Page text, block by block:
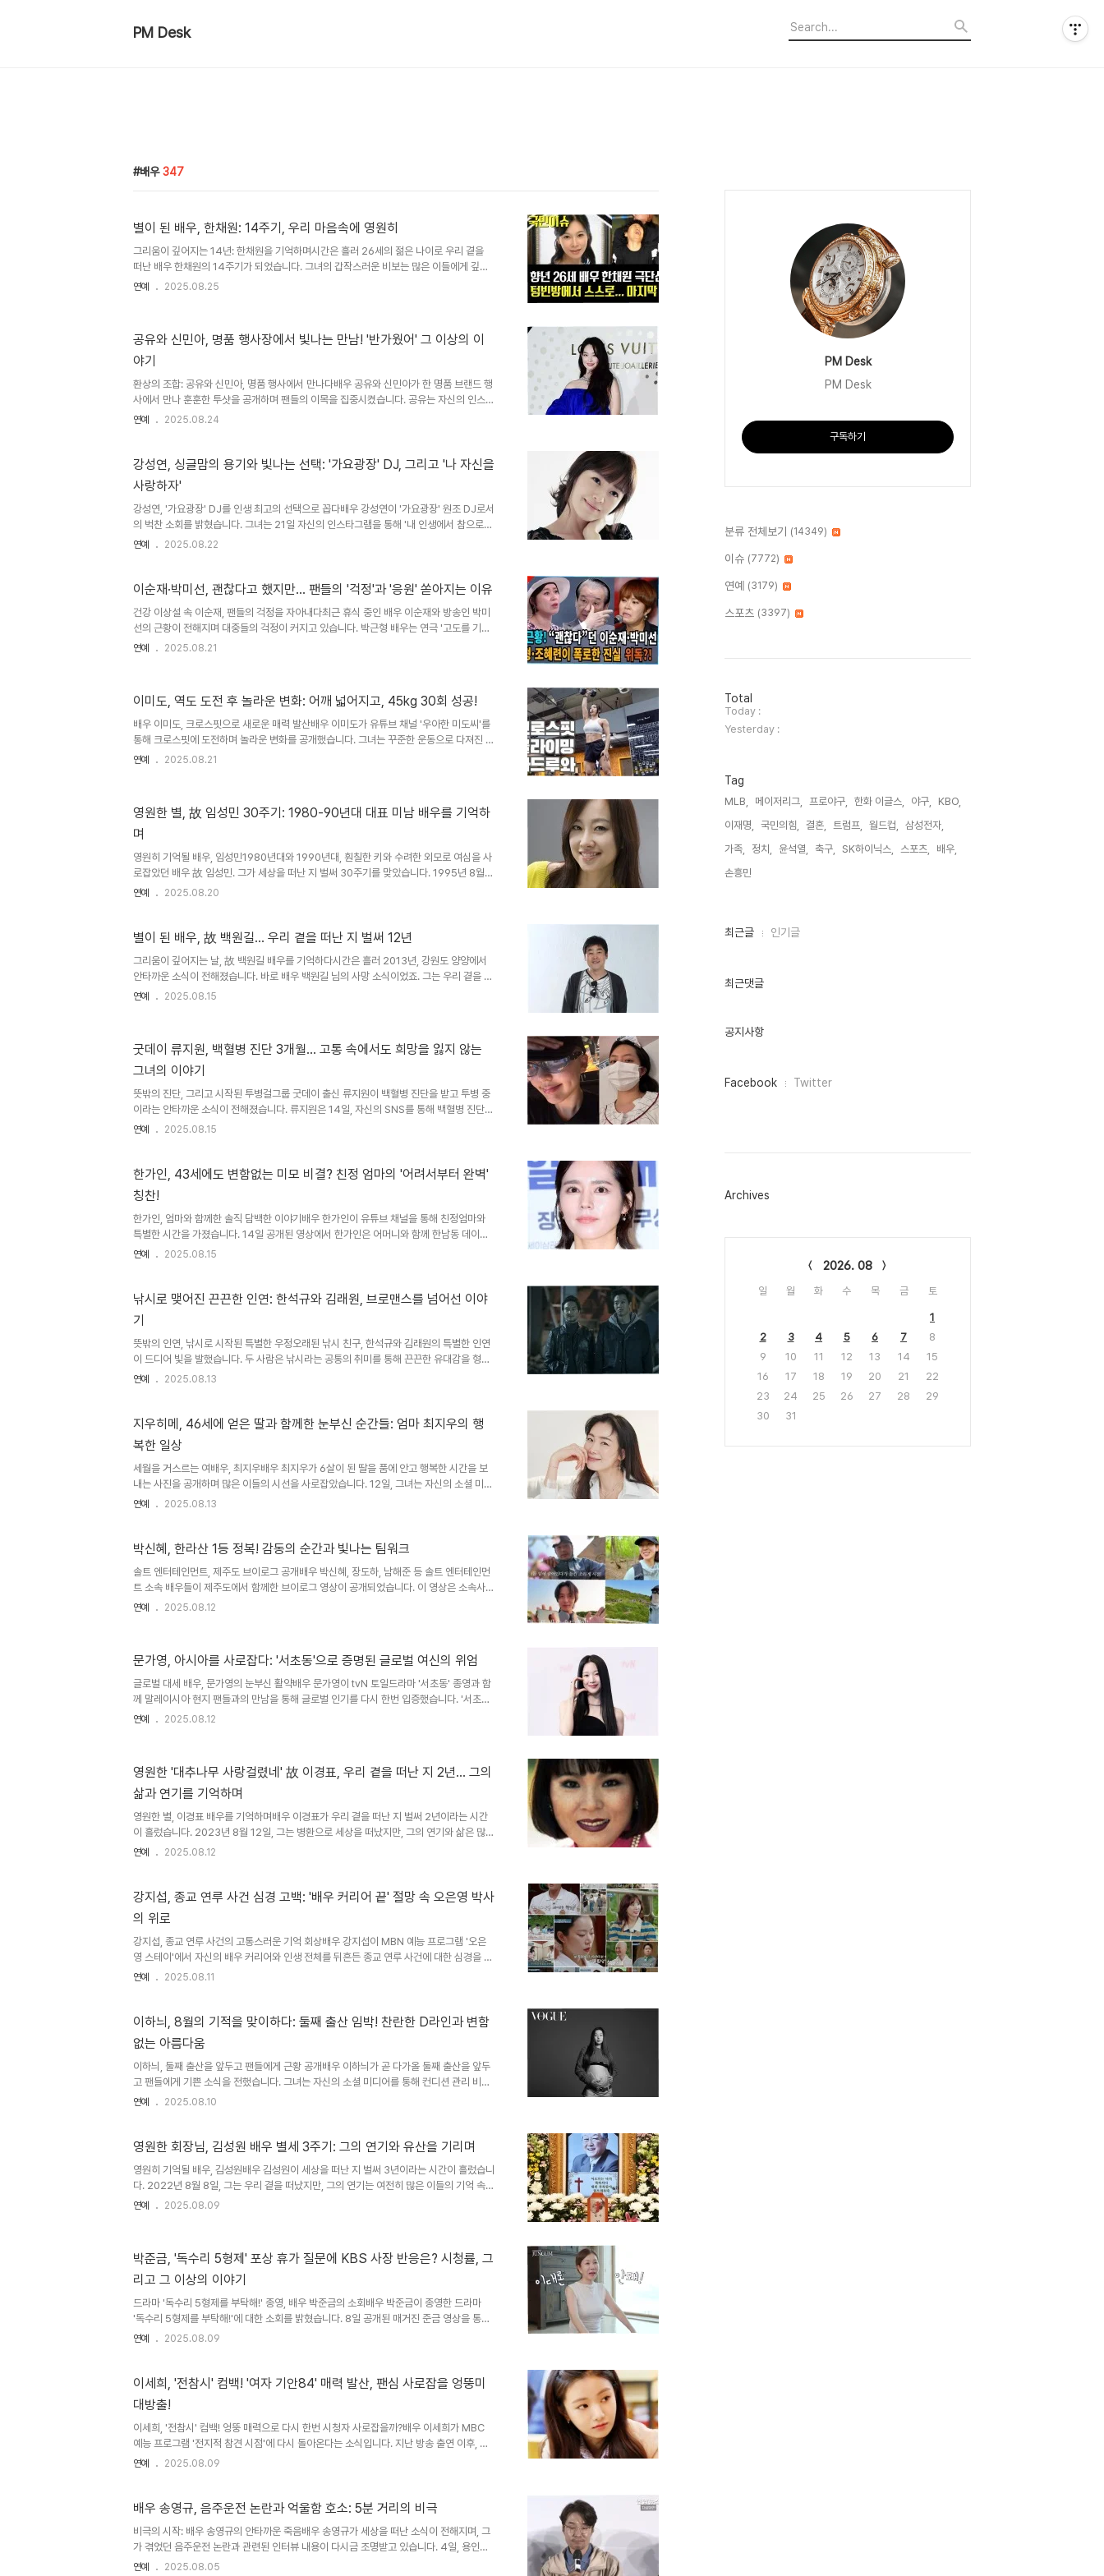
PM Desk
배우 347
별이 된 배우, 한채원: 14주기, 우리 마음속에 영원히
그리움이 깊어지는 14년: 한채원을 기억하며시간은 흘러 26세의 젊은 나이로 우리 곁을
떠난 배우 한채원의 14주기가 되었습니다. 그녀의 갑작스러운 비보는 많은 이들에게 깊은
슬픔과 안타까움을 안겨주었습니다. 2011년 8월, 그녀는 서울 자택에서 숨진 채 발견되었
은 오랫동안 대중의 주목을 받지 못하면서 극심한 스트레스로 우울증을 겪었고, 약물 치료
를 받아온 것으로 알려졌습니다. 연예계의 화려함 뒤에 숨겨진 고독과 고통은 그녀를 벼랑
연예 2025.08.25
공유와 신민아, 명품 행사장에서 빛나는 만남! '반가웠어' 그 이상의 이
야기
환상의 조합: 공유와 신민아, 명품 행사에서 만나다배우 공유와 신민아가 한 명품 브랜드 행
사에서 만나 훈훈한 투샷을 공개하며 팬들의 이목을 집중시켰습니다. 공유는 자신의 인스타
그램을 통해 '만나서 반가웠어'라는 따뜻한 인사와 함께 사진을 게시했는데요, 이들의 만남
또한 많은 이들의 시선을 사로잡았습니다. 스타들의 패션, 그리고 그들의 선택행사에서 공
유는 깔끔한 턱시도를, 신민아는 시원한 블루 드레스를 선택하여 각자의 매력을 한껏 뽐냈
습니다. 공유의 턱시도는 그의 세련된 이미지와 완벽하게 어우러졌으며, 신민아의 블루 드
레스는 그..
연예 2025.08.24
강성연, 싱글맘의 용기와 빛나는 선택: '가요광장' DJ, 그리고 '나 자신을
사랑하자'
강성연, '가요광장' DJ를 인생 최고의 선택으로 꼽다배우 강성연이 '가요광장' 원조 DJ로서
의 벅찬 소회를 밝혔습니다. 그녀는 21일 자신의 인스타그램을 통해 '내 인생에서 참으로
잘했다고 여기는 선택 중 하나가 가요광장 DJ!'라며 방송작가 지인에게 감사 인사를 전했습
송 활동을 통해 대중과 꾸준히 소통하며 다채로운 매력을 선보여 왔으며, '가요광장' DJ는
강성연, 긍정 에너지로 빛나는 일상공개된 사진과 영상 속 강성연은 작가 지인과 함..
연예 2025.08.22
이순재·박미선, 괜찮다고 했지만… 팬들의 '걱정'과 '응원' 쏟아지는 이유
건강 이상설 속 이순재, 팬들의 걱정을 자아내다최근 휴식 중인 배우 이순재와 방송인 박미
선의 근황이 전해지며 대중들의 걱정이 커지고 있습니다. 박근형 배우는 연극 '고도를 기다
리며' 기자간담회에서 이순재 배우의 건강 상태에 대해 언급하며 우려를 자아냈습니다. 그
동이 불편할 뿐이라고 밝혔습니다. 하지만 지난해 9월 연극 '고도를 기다리며' 초연에서 건
강상의 문제로 중도 하차한 이력이 있기에 팬들의 걱정은 쉽게 사그라지지 않고 있습니다.
또..
연예 2025.08.21
이미도, 역도 도전 후 놀라운 변화: 어깨 넓어지고, 45kg 30회 성공!
배우 이미도, 크로스핏으로 새로운 매력 발산배우 이미도가 유튜브 채널 '우아한 미도씨'를
통해 크로스핏에 도전하며 놀라운 변화를 공개했습니다. 그녀는 꾸준한 운동으로 다져진 넓
어진 어깨 라인을 선보이며, 팬들의 이목을 집중시켰습니다. 특히, 역도를 통해 45kg을 연
의 동생은 굽은 등을 언급하며 운동의 흔적을 이야기했습니다. 이에 이미도는 크로스핏을
시작한 후 변화된 몸 상태를 언급하며, 꾸준한 운동 습관을 강조했습니다. 이러한 일상 속에
서의..
연예 2025.08.21
영원한 별, 故 임성민 30주기: 1980-90년대 대표 미남 배우를 기억하
며
영원히 기억될 배우, 임성민1980년대와 1990년대, 훤칠한 키와 수려한 외모로 여심을 사
로잡았던 배우 故 임성민. 그가 세상을 떠난 지 벌써 30주기를 맞았습니다. 1995년 8월
20일, 간경화로 인해 39세의 젊은 나이로 우리 곁을 떠난 故 임성민은 짧지만 강렬했던 생
민은 1976년 영화 '마지막 밤의 탱고'로 연기 인생을 시작했습니다. 이듬해 TBC 18기 공
마스크는 단숨에 대중의 시선을 사로잡았고, 그는 1980년대와 199..
연예 2025.08.20
별이 된 배우, 故 백원길… 우리 곁을 떠난 지 벌써 12년
그리움이 깊어지는 날, 故 백원길 배우를 기억하다시간은 흘러 2013년, 강원도 양양에서
안타까운 소식이 전해졌습니다. 바로 배우 백원길 님의 사망 소식이었죠. 그는 우리 곁을 떠
났지만, 그의 작품과 따뜻한 기억들은 여전히 많은 이들의 마음속에 깊이 자리 잡고 있습니
펼쳤습니다. 드라마, 영화, 뮤지컬, 연극 등 다양한 분야에서 활약하며, 그의 연기 열정을 보
여주었습니다. 양양에서의 마지막 순간, 낚시와 함께한 그의 삶백원길 님..
연예 2025.08.15
굿데이 류지원, 백혈병 진단 3개월… 고통 속에서도 희망을 잃지 않는
그녀의 이야기
뜻밖의 진단, 그리고 시작된 투병걸그룹 굿데이 출신 류지원이 백혈병 진단을 받고 투병 중
이라는 안타까운 소식이 전해졌습니다. 류지원은 14일, 자신의 SNS를 통해 백혈병 진단을
받은 지 3개월이 되었다고 밝혔습니다. 갑작스러운 진단에 혼란스러웠지만, 류지원은 긍정
며 많은 사랑을 받았습니다. 굿데이 해체 후에는 아이리스로 재데뷔했고, 배우로 전향하여
디즈니+ '화인가 스캔들'에서 김하늘의 아역을 연기하며 활동 영역을 넓혔습니다. 치료 과
정과 긍정적인 마음류지원은 1, 2차 치료를 무사히 마치고 현재 3차 치료를 받고 있다고
합..
연예 2025.08.15
한가인, 43세에도 변함없는 미모 비결? 친정 엄마의 '어려서부터 완벽'
칭찬!
한가인, 엄마와 함께한 솔직 담백한 이야기배우 한가인이 유튜브 채널을 통해 친정엄마와
특별한 시간을 가졌습니다. 14일 공개된 영상에서 한가인은 어머니와 함께 한남동 데이트
를 즐기며, 어린 시절부터 지금까지의 다양한 이야기를 나누었습니다. 특히, 한가인의 변함
대를 아우르는 공감과 따뜻한 감동을 선사했습니다. 어머니가 기억하는 한가인의 어린 시절
제작진의 질문에 한가인의 어머니는 딸의 어린 시절에 대한 기억을 솔직하게 털어놓았습니
다. '딸이 예쁜 줄 몰랐다'는 질문에 유쾌하게 답하며, 지금도 '그냥 보통이다'라고 말해 웃음
을 자..
연예 2025.08.15
낚시로 맺어진 끈끈한 인연: 한석규와 김래원, 브로맨스를 넘어선 이야
기
뜻밖의 인연, 낚시로 시작된 특별한 우정오래된 낚시 친구, 한석규와 김래원의 특별한 인연
이 드디어 빛을 발했습니다. 두 사람은 낚시라는 공통의 취미를 통해 끈끈한 유대감을 형성
했고, 이는 단순한 친분을 넘어선 깊은 관계로 발전했습니다. 함께 낚시를 즐기며 작품에서
사람의 이야기는, 우리에게 진정한 관계의 가치를 되새기게 합니다. 낚시라는 공통 관심사
가 두 사람을 묶어준 셈입니다. 영화 '프리즌'으로 이어진 꿈, 브로맨스의 시작2017년, 한
석규와 김래원은 영화 '프리즌'을 통해 오랜 염원을 이루었습니다. 극 중 두 사람은 ..
연예 2025.08.13
지우히메, 46세에 얻은 딸과 함께한 눈부신 순간들: 엄마 최지우의 행
복한 일상
세월을 거스르는 여배우, 최지우배우 최지우가 6살이 된 딸을 품에 안고 행복한 시간을 보
내는 사진을 공개하며 많은 이들의 시선을 사로잡았습니다. 12일, 그녀는 자신의 소셜 미디
어 계정에 파란색 하트 이모티콘과 함께 여러 장의 사진을 게시했는데요, 변함없는 아름다
있습니다. 노을 아래, 모녀의 아름다운 휴식공개된 사진 속 최지우는 아름다운 노을을 배경
은 보는 이들로 하여금 훈훈함을 자아냅니다. 두 모녀의 모습은 마치 한 폭의 그림과 같아, ..
연예 2025.08.13
박신혜, 한라산 1등 정복! 감동의 순간과 빛나는 팀워크
솔트 엔터테인먼트, 제주도 브이로그 공개배우 박신혜, 장도하, 남해준 등 솔트 엔터테인먼
트 소속 배우들이 제주도에서 함께한 브이로그 영상이 공개되었습니다. 이 영상은 소속사
식구들과의 따뜻한 시간을 담아 팬들에게 특별한 즐거움을 선사했습니다. KBS '화려한 날
자기한 소품샵에서 박신혜는 '모두 모두 건강하고 승승장구하길! 다같이 날아보자! 아자아
자 파이팅!!!'이라는 애정 어린 메시지를 남겨 훈훈함을 자아냈습니다. 한라산 등반 도전다
음 날..
연예 2025.08.12
문가영, 아시아를 사로잡다: '서초동'으로 증명된 글로벌 여신의 위엄
글로벌 대세 배우, 문가영의 눈부신 활약배우 문가영이 tvN 토일드라마 '서초동' 종영과 함
께 말레이시아 현지 팬들과의 만남을 통해 글로벌 인기를 다시 한번 입증했습니다. '서초
동'은 마지막 회에서 자체 최고 시청률을 기록하며 유종의 미를 거두었고, 문가영은 극 중
기준 Top5에 올랐으며, 디즈니+, 유넥스트, 아이치이 등 주요 플랫폼에서도 상위권을 기
록했습니다. 특히 동남아시아 지역에서는 동시간대 채널 1위를 차지하며, 20..
연예 2025.08.12
영원한 '대추나무 사랑걸렸네' 故 이경표, 우리 곁을 떠난 지 2년… 그의
삶과 연기를 기억하며
영원한 별, 이경표 배우를 기억하며배우 이경표가 우리 곁을 떠난 지 벌써 2년이라는 시간
이 흘렀습니다. 2023년 8월 12일, 그는 병환으로 세상을 떠났지만, 그의 연기와 삶은 많은
이들의 기억 속에 여전히 깊이 자리 잡고 있습니다. 향년 61세, 짧지만 강렬했던 그의 생애
니다. 방송사가 통폐합된 이후에는 KBS에서 활발하게 활동하며, 브라운관을 통해 시청자
들에게 깊은 인상을 남겼습니다. 그의 데뷔는 한국 드라마 역사에 한 획을 긋는 순간이었으
며, 이후 그의 연기 인생은 눈부신 발전을 거듭했습니다. '대추나무 ..
연예 2025.08.12
강지섭, 종교 연루 사건 심경 고백: '배우 커리어 끝' 절망 속 오은영 박사
의 위로
강지섭, 종교 연루 사건의 고통스러운 기억 회상배우 강지섭이 MBN 예능 프로그램 '오은
영 스테이'에서 자신의 배우 커리어와 인생 전체를 뒤흔든 종교 연루 사건에 대한 심경을 솔
직하게 고백했습니다. 그는 그동안 어디에서도 꺼내놓지 못했던 과거의 상처를 드러내며,
안식처를 찾다, 끔찍한 현실과 마주하다강지섭은 처음이자 마지막으로 이 사건에 대해 언급
하며, 더 이상 언급하지 않겠다고 밝혔습니다. 그는 마음의 안식처를 얻고 싶어 그곳에 갔지
만, 그곳이 어떤 곳인지 몰랐다고 말했습니다. 또한, 배우 커리어가 여기서 끝날 수도 있다
고 생..
연예 2025.08.11
이하늬, 8월의 기적을 맞이하다: 둘째 출산 임박! 찬란한 D라인과 변함
없는 아름다움
이하늬, 둘째 출산을 앞두고 팬들에게 근황 공개배우 이하늬가 곧 다가올 둘째 출산을 앞두
고 팬들에게 기쁜 소식을 전했습니다. 그녀는 자신의 소셜 미디어를 통해 컨디션 관리 비법
과 함께 아름다운 근황을 공개하며 많은 이들의 시선을 사로잡았습니다. 이하늬는 첫째 임
입고도 감출 수 없는 D라인을 뽐내며, 특유의 밝은 미소를 선보였습니다. 그녀의 건강하고
습니다. D라인에도 변함없는 이하늬의 아름다움, 팬들의 뜨거운 반응공개된 사진 속 이하
늬는 둘째를 ..
연예 2025.08.10
영원한 회장님, 김성원 배우 별세 3주기: 그의 연기와 유산을 기리며
영원히 기억될 배우, 김성원배우 김성원이 세상을 떠난 지 벌써 3년이라는 시간이 흘렀습니
다. 2022년 8월 8일, 그는 우리 곁을 떠났지만, 그의 연기는 여전히 많은 이들의 기억 속에
깊이 자리 잡고 있습니다. 향년 85세로 별세하기 전, 고인은 방광암 말기 판정을 받고 투병
인생이 시작되었습니다. 그의 부드러우면서도 묵직한 목소리는 많은 이들에게 깊은 인상을
남겼습니다. 특히 TBC 외화 '도망자' 시리즈의 리처드 킴블 역과 '석..
연예 2025.08.09
박준금, '독수리 5형제' 포상 휴가 질문에 KBS 사장 반응은? 시청률, 그
리고 그 이상의 이야기
드라마 '독수리 5형제를 부탁해!' 종영, 배우 박준금의 소회배우 박준금이 종영한 드라마
'독수리 5형제를 부탁해!'에 대한 소회를 밝혔습니다. 8일 공개된 매거진 준금 영상을 통해
박준금은 작품에 대한 애정과 함께 촬영을 마무리하는 벅찬 감정을 드러냈습니다. 드라마가
사진 촬영을 통해 '독수리 5형제를 부탁해!'를 떠나보내는 결정을 내렸다고 밝혔습니다. 시
청률에 대한 만족감과 '국민 드라마'의 위상박준금은 '독수리 5형제를 부탁해!'의 시청률에
대해 언급하며 만족감을 드러냈습니다. 그녀는 '독수리 5형제를 부탁해!'가 국민 ..
연예 2025.08.09
이세희, '전참시' 컴백! '여자 기안84' 매력 발산, 팬심 사로잡을 엉뚱미
대방출!
이세희, '전참시' 컴백! 엉뚱 매력으로 다시 한번 시청자 사로잡을까?배우 이세희가 MBC
예능 프로그램 '전지적 참견 시점'에 다시 돌아온다는 소식입니다. 지난 방송 출연 이후, 그
녀의 엉뚱하고 솔직한 매력에 많은 시청자들이 열광하며 재출연 요청이 쇄도했는데요. 오는
로 또 한 번 뜨거운 화제를 모을 것으로 예상됩니다. 엉뚱함의 결정체, 이세희! 알면 알수록
니다. 집 안 곳곳에 빼곡히 적힌 메모와 고쳐지지 않은 정수기 등, 그녀의 엉뚱한 면모는..
연예 2025.08.09
배우 송영규, 음주운전 논란과 억울함 호소: 5분 거리의 비극
비극의 시작: 배우 송영규의 안타까운 죽음배우 송영규가 세상을 떠난 소식이 전해지며, 그
가 겪었던 음주운전 논란과 관련된 인터뷰 내용이 다시금 조명받고 있습니다. 4일, 용인동
부경찰서에 따르면 송영규는 용인시 처인구의 한 차량 안에서 숨진 채 발견되었습니다. 향
연예 2025.08.05
PM Desk
PM Desk
구독하기
분류 전체보기 (14349)
이슈 (7772)
연예 (3179)
스포츠 (3397)
방
문
자
수
Total
Today :
Yesterday :
Tag
MLB, 메이저리그, 프로야구, 한화 이글스, 야구,
KBO,
이재명,
국민의힘, 결혼, 트럼프, 월드컵,
삼성전자,
가족,
정치, 윤석열, 축구, SK하이닉스, 스포츠,
배우,
손흥민,
최
인
최근글 인기글
최근댓글
공지사항
페
그
Facebook Twitter
Archives
2026. 08
일 월 화 수 목 금 토
1
2
3 4 5 6 7
8
9
10 11 12 13 14
15
16
17 18 19 20 21
22
23
24 25 26 27 28
29
30
31